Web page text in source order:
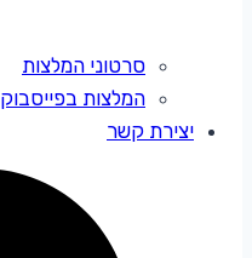
סרטוני המלצות
המלצות בפייסבוק
יצירת קשר